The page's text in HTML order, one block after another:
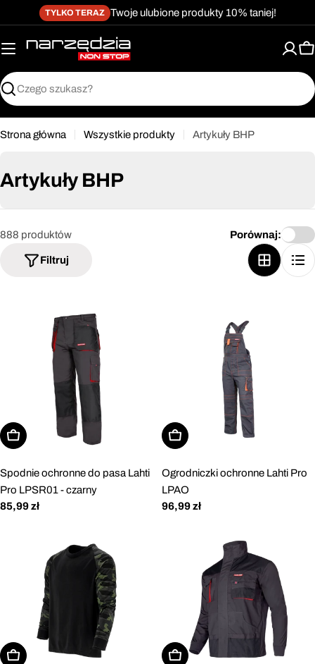
Przejdź do treści
Przejdź do menu
Przejdź do stopki
dostępności
do
treści
TYLKO TERAZ Twoje ulubione produkty 10% taniej!
Szukaj
Strona główna Wszystkie produkty Artykuły BHP
Artykuły BHP
888 produktów
Filtruj
Porównaj:
Wybierz opcje
Spodnie ochronne do pasa Lahti
Pro LPSR01 - czarny
Cena
85,99 zł
Wybierz opcje
Ogrodniczki ochronne Lahti Pro
LPAO
Cena
96,99 zł
Wybierz opcje Wybierz opcje